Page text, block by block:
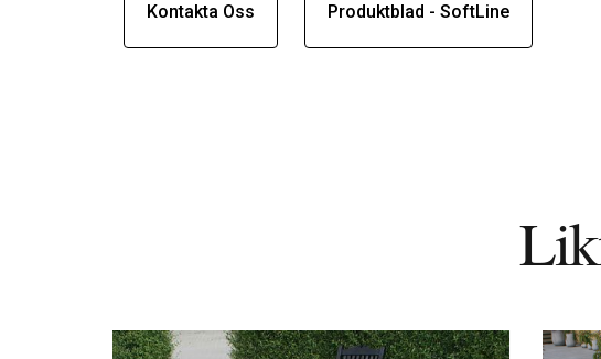
Kontakta Oss Produktblad - SoftLine